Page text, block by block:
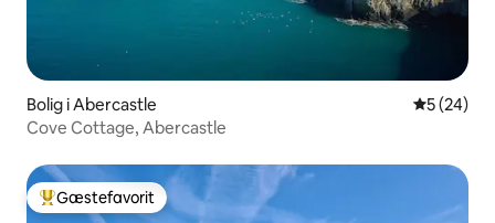
Bolig i Abercastle 5 ud af 5 i
5 (24)
Cove Cottage, Abercastle
Bedste gæstefavorit
Gæstefavorit